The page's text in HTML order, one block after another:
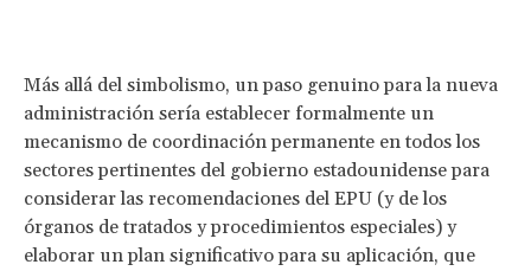
Más allá del simbolismo, un paso genuino para la nueva
administración sería establecer formalmente un
mecanismo de coordinación permanente en todos los
sectores pertinentes del gobierno estadounidense para
considerar las recomendaciones del EPU (y de los
órganos de tratados y procedimientos especiales) y
elaborar un plan significativo para su aplicación, que